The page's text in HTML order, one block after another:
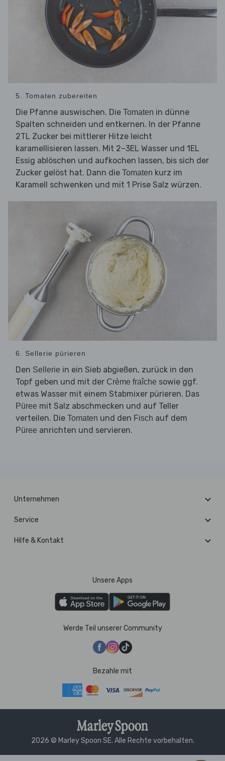
5. Tomaten zubereiten
Die Pfanne auswischen. Die Tomaten in dünne
Spalten schneiden und entkernen. In der Pfanne
2TL Zucker bei mittlerer Hitze leicht
karamellisieren lassen. Mit 2–3EL Wasser und 1EL
Essig ablöschen und aufkochen lassen, bis sich der
Zucker gelöst hat. Dann die Tomaten kurz im
Karamell schwenken und mit 1 Prise Salz würzen.
6. Sellerie pürieren
Den Sellerie in ein Sieb abgießen, zurück in den
Topf geben und mit der Crème fraîche sowie ggf.
etwas Wasser mit einem Stabmixer pürieren. Das
Püree mit Salz abschmecken und auf Teller
verteilen. Die Tomaten und den Fisch auf dem
Püree anrichten und servieren.
Unternehmen
Service
Hilfe & Kontakt
Unsere Apps
Werde Teil unserer Community
Bezahle mit
2026 © Marley Spoon SE. Alle Rechte vorbehalten.